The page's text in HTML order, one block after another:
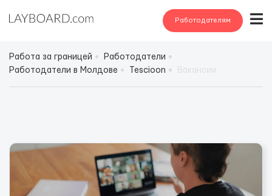
Работодателям
Работа за границей
Работодатели
Работодатели в Молдове
Tescioon